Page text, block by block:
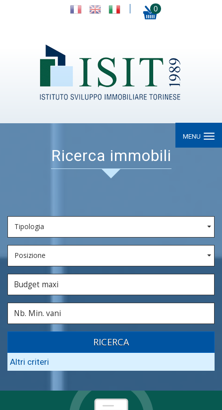
0
MENU
Ricerca immobili
Tipologia
Posizione
RICERCA
Altri criteri